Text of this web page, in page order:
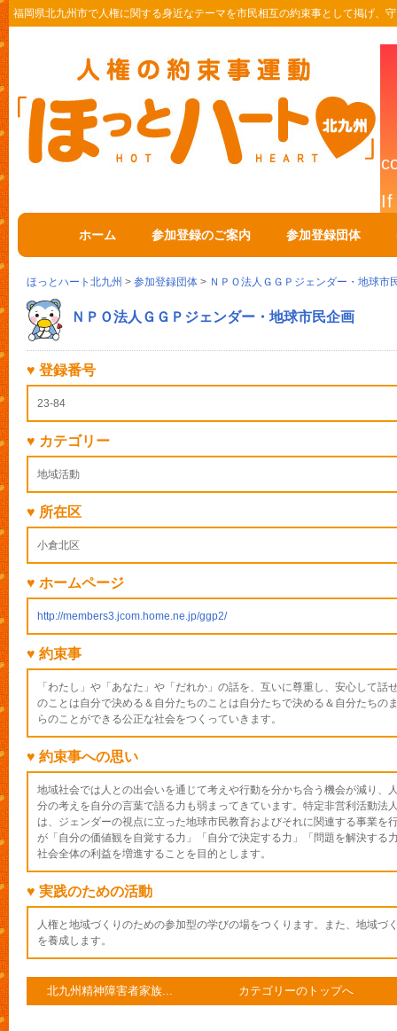
福岡県北九州市で人権に関する身近なテーマを市民相互の約束事として掲げ、
ホーム 参加登録のご案内 参加登録団体
ほっとハート北九州 > 参加登録団体 > ＮＰＯ法人ＧＧＰジェンダー・地球市
ＮＰＯ法人ＧＧＰジェンダー・地球市民企画
♥ 登録番号
23-84
♥ カテゴリー
地域活動
♥ 所在区
小倉北区
♥ ホームページ
http://members3.jcom.home.ne.jp/ggp2/
♥ 約束事
「わたし」や「あなた」や「だれか」の話を、互いに尊重し、安心して話
のことは自分で決める＆自分たちのことは自分たちで決める＆自分たちの
らのことができる公正な社会をつくっていきます。
♥ 約束事への思い
地域社会では人との出会いを通じて考えや行動を分かち合う機会が減り、
分の考えを自分の言葉で語る力も弱まってきています。特定非営利活動法
は、ジェンダーの視点に立った地球市民教育およびそれに関連する事業を
が「自分の価値観を自覚する力」「自分で決定する力」「問題を解決する
社会全体の利益を増進することを目的とします。
♥ 実践のための活動
人権と地域づくりのための参加型の学びの場をつくります。また、地域づ
を養成します。
北九州精神障害者家族... カテゴリーのトップへ